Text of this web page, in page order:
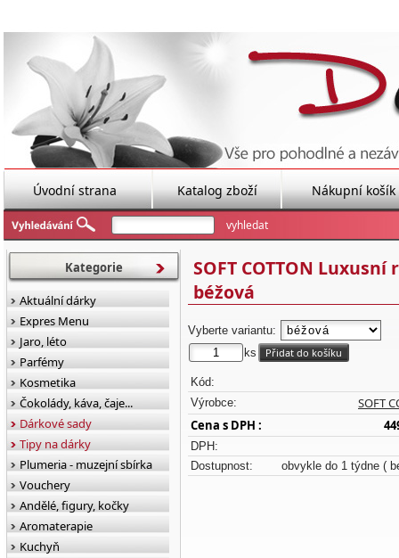
Úvodní strana Katalog zboží Nákupní košík
SOFT COTTON
béžová
Vyberte variantu:
ks
Kód:
Výrobce:
SOFT
Cena s DPH :
DPH:
Dostupnost:
obvykle do 1 týdne (
Kategorie
Aktuální dárky
Expres Menu
Jaro, léto
Parfémy
Kosmetika
Čokolády, káva, čaje...
Dárkové sady
Tipy na dárky
Plumeria - muzejní sbírka
Vouchery
Andělé, figury, kočky
Aromaterapie
Kuchyň